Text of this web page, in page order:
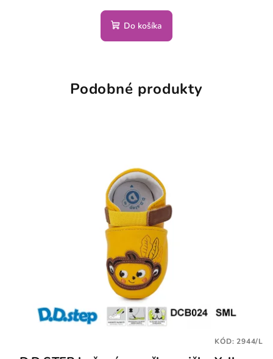
hodnotenie
produktu
hviezdičiek.
Do košíka
Podobné produkty
KÓD:2944/L